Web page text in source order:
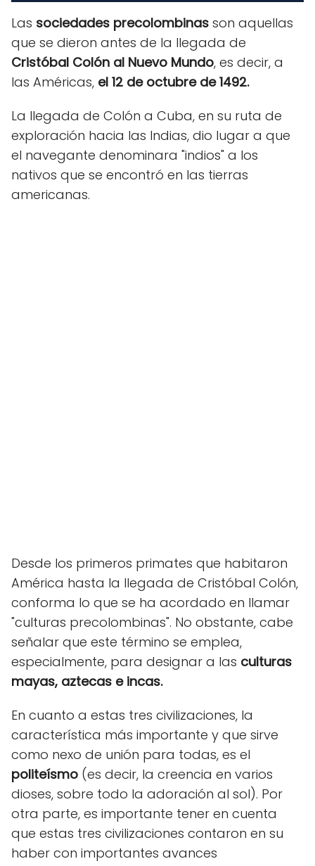
Las sociedades precolombinas son aquellas
que se dieron antes de la llegada de
Cristóbal Colón al Nuevo Mundo, es decir, a
las Américas, el 12 de octubre de 1492.
La llegada de Colón a Cuba, en su ruta de
exploración hacia las Indias, dio lugar a que
el navegante denominara "indios" a los
nativos que se encontró en las tierras
americanas.
Desde los primeros primates que habitaron
América hasta la llegada de Cristóbal Colón,
conforma lo que se ha acordado en llamar
"culturas precolombinas". No obstante, cabe
señalar que este término se emplea,
especialmente, para designar a las culturas
mayas, aztecas e incas.
En cuanto a estas tres civilizaciones, la
característica más importante y que sirve
como nexo de unión para todas, es el
politeísmo (es decir, la creencia en varios
dioses, sobre todo la adoración al sol). Por
otra parte, es importante tener en cuenta
que estas tres civilizaciones contaron en su
haber con importantes avances